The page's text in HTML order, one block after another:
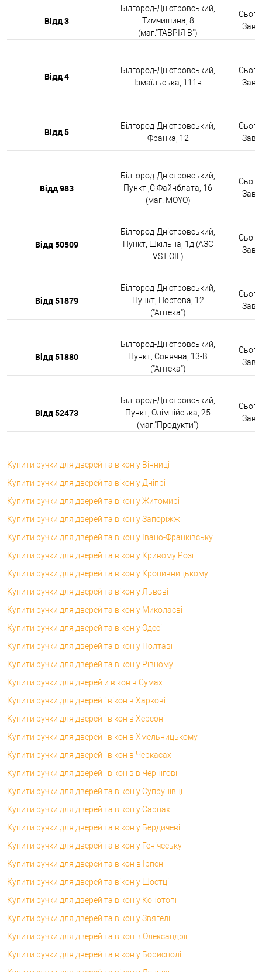
Відд 3
Білгород-Дністровський,
Тимчишина, 8
(маг."ТАВРІЯ В")
Відд 4
Білгород-Дністровський,
Ізмаїльська, 111в
Відд 5
Білгород-Дністровський,
Франка, 12
Відд 983
Білгород-Дністровський,
Пункт ,С.Файнблата, 16
(маг. MOYO)
Відд 50509
Білгород-Дністровський,
Пункт, Шкільна, 1д (АЗС
VST OIL)
Відд 51879
Білгород-Дністровський,
Пункт, Портова, 12
("Аптека")
Відд 51880
Білгород-Дністровський,
Пункт, Сонячна, 13-В
("Аптека")
Відд 52473
Білгород-Дністровський,
Пункт, Олімпійська, 25
(маг."Продукти")
Купити ручки для дверей та вікон у Вінниці
Купити ручки для дверей та вікон у Дніпрі
Купити ручки для дверей та вікон у Житомирі
Купити ручки для дверей та вікон у Запоріжжі
Купити ручки для дверей та вікон у Івано-Франківську
Купити ручки для дверей та вікон у Кривому Розі
Купити ручки для дверей та вікон у Кропивницькому
Купити ручки для дверей та вікон у Львові
Купити ручки для дверей та вікон у Миколаєві
Купити ручки для дверей та вікон у Одесі
Купити ручки для дверей та вікон у Полтаві
Купити ручки для дверей та вікон у Рівному
Купити ручки для дверей и вікон в Сумах
Купити ручки для дверей і вікон в Харкові
Купити ручки для дверей і вікон в Херсоні
Купити ручки для дверей і вікон в Хмельницькому
Купити ручки для дверей і вікон в Черкасах
Купити ручки для дверей і вікон в в Чернігові
Купити ручки для дверей та вікон у Супрунівці
Купити ручки для дверей та вікон у Сарнах
Купити ручки для дверей та вікон у Бердичеві
Купити ручки для дверей та вікон у Генічеську
Купити ручки для дверей та вікон в Ірпені
Купити ручки для дверей та вікон у Шостці
Купити ручки для дверей та вікон у Конотопі
Купити ручки для дверей та вікон у Звягелі
Купити ручки для дверей та вікон в Олександрії
Купити ручки для дверей та вікон у Борисполі